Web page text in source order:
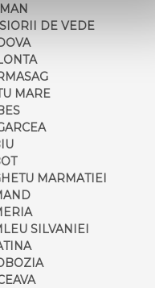
DE VEDE
MARE
MARMATIEI
SILVANIEI